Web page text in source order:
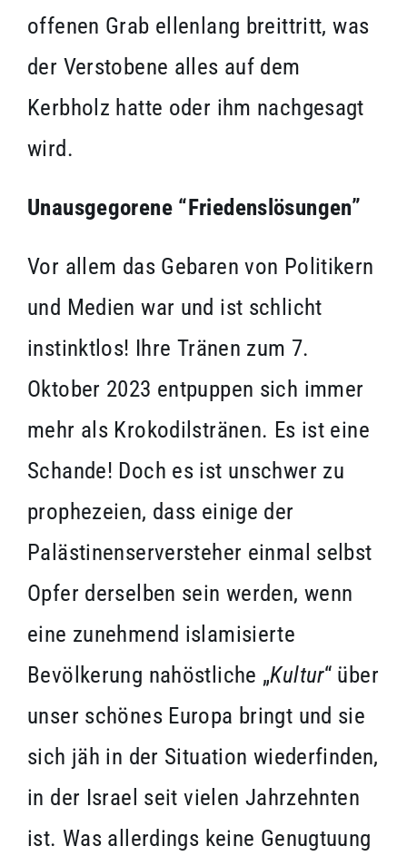
offenen Grab ellenlang breittritt, was
der Verstobene alles auf dem
Kerbholz hatte oder ihm nachgesagt
wird.
Unausgegorene “Friedenslösungen”
Vor allem das Gebaren von Politikern
und Medien war und ist schlicht
instinktlos! Ihre Tränen zum 7.
Oktober 2023 entpuppen sich immer
mehr als Krokodilstränen. Es ist eine
Schande! Doch es ist unschwer zu
prophezeien, dass einige der
Palästinenserversteher einmal selbst
Opfer derselben sein werden, wenn
eine zunehmend islamisierte
Bevölkerung nahöstliche „Kultur“ über
unser schönes Europa bringt und sie
sich jäh in der Situation wiederfinden,
in der Israel seit vielen Jahrzehnten
ist. Was allerdings keine Genugtuung